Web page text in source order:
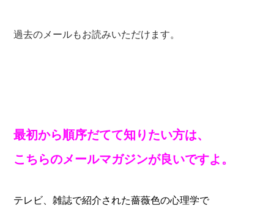
過去のメールもお読みいただけます。
最初から順序だてて知りたい方は、
こちらのメールマガジンが良いですよ。
テレビ、雑誌で紹介された薔薇色の心理学で